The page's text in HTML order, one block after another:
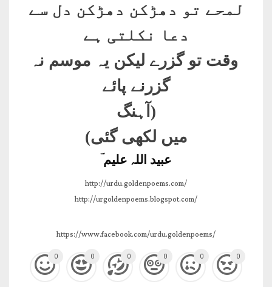
لمحے تو دھڑکن دھڑکن دل سے
دعا نکلتی ہے
وقت تو گزرے لیکن یہ موسم نہ
گزرنے پائے
(آہنگ
میں لکھی گئی)
عبید اللہ علیم ؔ
http://urdu.goldenpoems.com/
http://urgoldenpoems.blogspot.com/
https://www.facebook.com/urdu.goldenpoems/
0 0 0 0 0 0